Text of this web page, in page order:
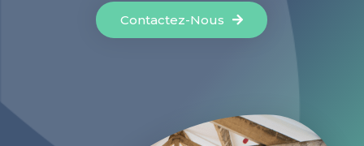
Contactez-Nous